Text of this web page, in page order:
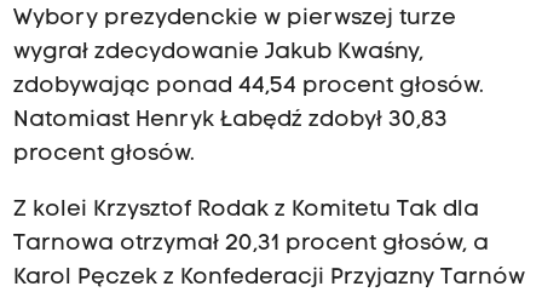
Wybory prezydenckie w pierwszej turze
wygrał zdecydowanie Jakub Kwaśny,
zdobywając ponad 44,54 procent głosów.
Natomiast Henryk Łabędź zdobył 30,83
procent głosów.
Z kolei Krzysztof Rodak z Komitetu Tak dla
Tarnowa otrzymał 20,31 procent głosów, a
Karol Pęczek z Konfederacji Przyjazny Tarnów